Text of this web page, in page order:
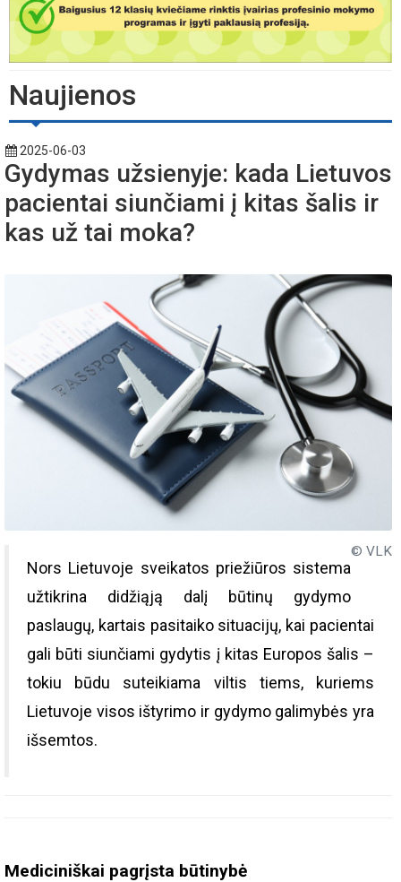
Naujienos
2025-06-03
Gydymas užsienyje: kada Lietuvos
pacientai siunčiami į kitas šalis ir
kas už tai moka?
© VLK
Nors Lietuvoje sveikatos priežiūros sistema
užtikrina didžiąją dalį būtinų gydymo
paslaugų, kartais pasitaiko situacijų, kai pacientai
gali būti siunčiami gydytis į kitas Europos šalis –
tokiu būdu suteikiama viltis tiems, kuriems
Lietuvoje visos ištyrimo ir gydymo galimybės yra
išsemtos.
Mediciniškai pagrįsta būtinybė